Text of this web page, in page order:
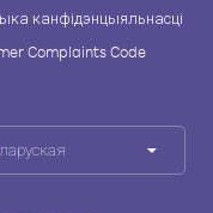
канфідэнцыяльнасці
Complaints Code